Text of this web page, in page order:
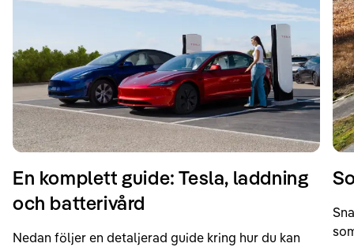
En komplett guide: Tesla, laddning
och batterivård
Nedan följer en detaljerad guide kring hur du kan